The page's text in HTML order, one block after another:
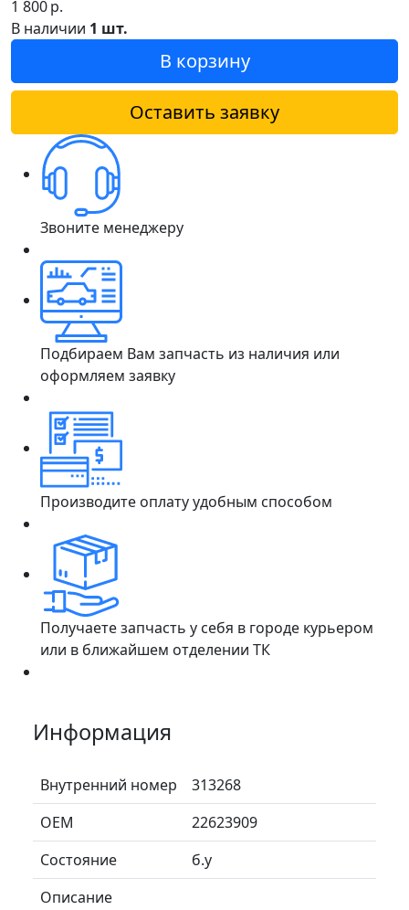
1 800р.
В наличии 1 шт.
В корзину
Оставить заявку
Звоните менеджеру
Подбираем Вам запчасть из наличия или
оформляем заявку
Производите оплату удобным способом
Получаете запчасть у себя в городе курьером
или в ближайшем отделении ТК
Информация
Внутренний номер
313268
ОЕМ
22623909
Состояние
б.у
Описание